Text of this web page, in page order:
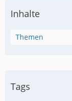
Inhalte
Themen
Tags